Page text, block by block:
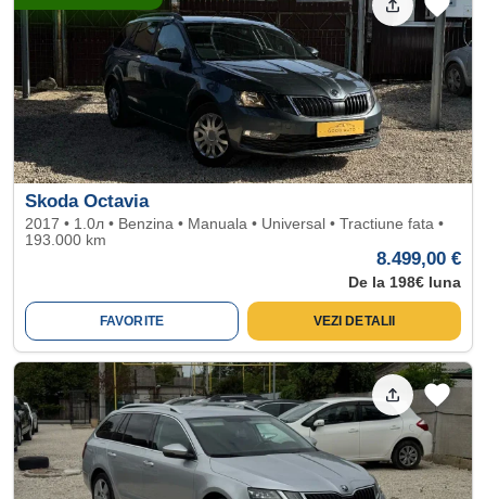
Skoda Octavia
2017 • 1.0л • Benzina • Manuala • Universal • Tractiune fata •
193.000 km
8.499,00 €
De la 198€ luna
FAVORITE VEZI DETALII